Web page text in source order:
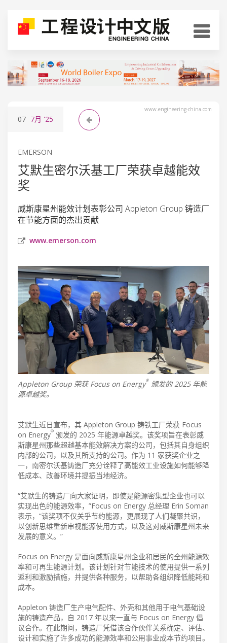
www.engineering-china.com
07 7月 '25
EMERSON
艾默生密尔沃基工厂荣获卓越能效
奖
威斯康星州能效计划表彰公司 Appleton Group 铸造厂
在节能方面的杰出贡献
www.emerson.com
Appleton Group 荣获 Focus on Energy® 颁发的 2025 年能
源卓越奖。
艾默生近日宣布，其 Appleton Group 铸铁工厂荣获 Focus
on Energy® 颁发的 2025 年能源卓越奖。该奖项旨在表彰威
斯康星州那些超越基本能效解决方案的公司，包括其自身组织
内部的公司，以及其所支持的公司。作为 11 家获奖企业之
一，南密尔沃基铸造厂充分诠释了高能效工业设施如何能够降
低成本、改善环境并提振当地经济。
“艾默生的铸造厂向大家证明，即使是能源密集型企业也可以
实现出色的能源效率，”Focus on Energy 总经理 Erin Soman
表示，“该奖项不仅关乎节约能源，更展现了人们凝聚共识，
以创新思维重新审视能源使用方式，以及这对威斯康星州未来
发展的意义。”
Focus on Energy 是面向威斯康星州企业和居民的全州能源效
率和可再生能源计划。该计划针对节能技术的使用提供一系列
返利和激励措施，并提供各种服务，以帮助各组织降低能耗和
成本。
Appleton 铸造厂生产电气配件、外壳和其他用于电气基础设
施的铸造产品，自 2017 年以来一直与 Focus on Energy 倡
议合作。在此期间，铸造厂凭借该合作伙伴关系确定、评估、
设计和实施了许多成功的能源效率和公用事业成本节约项目。